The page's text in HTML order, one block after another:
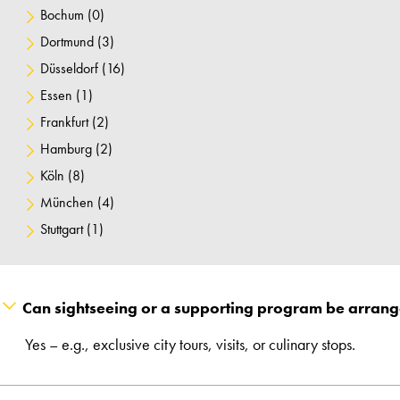
Bochum (0)
Dortmund (3)
Düsseldorf (16)
Essen (1)
Frankfurt(2)
Hamburg (2)
Köln (8)
München (4)
Stuttgart(1)
Can sightseeing or a supporting program be
Yes – e.g., exclusive city tours, visits, or culinary stops.